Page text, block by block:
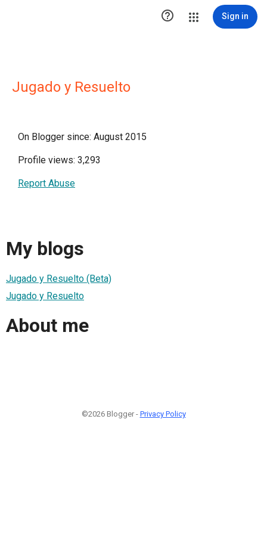
 Sign in
Jugado y Resuelto
On Blogger since: August 2015
Profile views: 3,293
Report Abuse
My blogs
Jugado y Resuelto (Beta)
Jugado y Resuelto
About me
©2026 Blogger - Privacy Policy